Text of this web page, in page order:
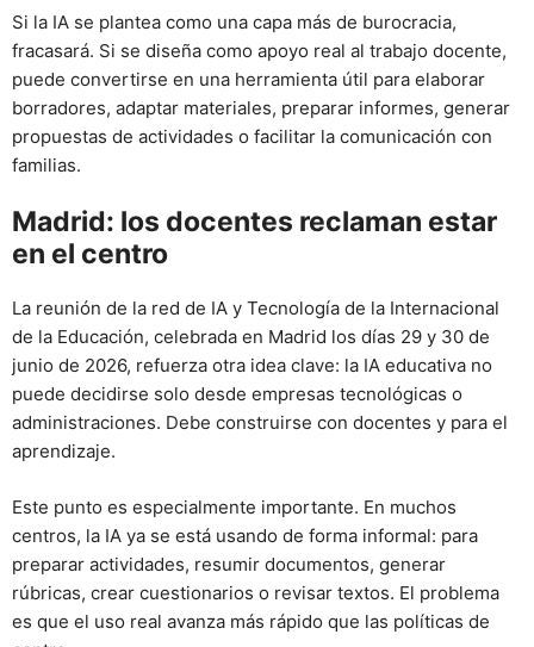
Si la IA se plantea como una capa más de burocracia,
fracasará. Si se diseña como apoyo real al trabajo docente,
puede convertirse en una herramienta útil para elaborar
borradores, adaptar materiales, preparar informes, generar
propuestas de actividades o facilitar la comunicación con
familias.
Madrid: los docentes reclaman estar
en el centro
La reunión de la red de IA y Tecnología de la Internacional
de la Educación, celebrada en Madrid los días 29 y 30 de
junio de 2026, refuerza otra idea clave: la IA educativa no
puede decidirse solo desde empresas tecnológicas o
administraciones. Debe construirse con docentes y para el
aprendizaje.
Este punto es especialmente importante. En muchos
centros, la IA ya se está usando de forma informal: para
preparar actividades, resumir documentos, generar
rúbricas, crear cuestionarios o revisar textos. El problema
es que el uso real avanza más rápido que las políticas de